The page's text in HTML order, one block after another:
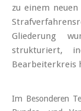
zu einem
Gliederung
strukturiert,
Bearbeiterkreis
Im Besonderen